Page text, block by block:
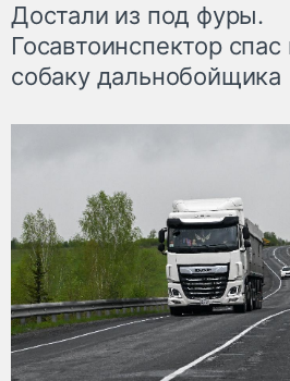
Достали из под фуры.
Госавтоинспектор
собаку дальнобойщика